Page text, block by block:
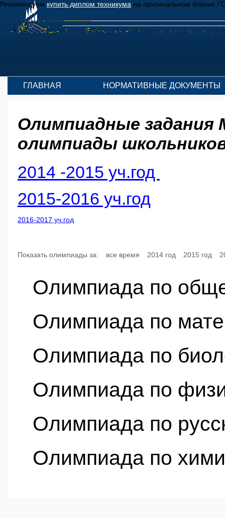
Рекомендуем купить диплом техникума на оригинальном бланке
ГЛАВНАЯ НОРМАТИВНЫЕ ДОКУМЕНТЫ
Олимпиадные задания
олимпиады
2014 -2015 уч.год
2015-2016 уч.год
2016-2017 уч.год
2015 год
2014 год
все время
Показать олимпиады за:
Олимпиада по
Олимпиада по
Олимпиада по
Олимпиада по
Олимпиада по
Олимпиада по